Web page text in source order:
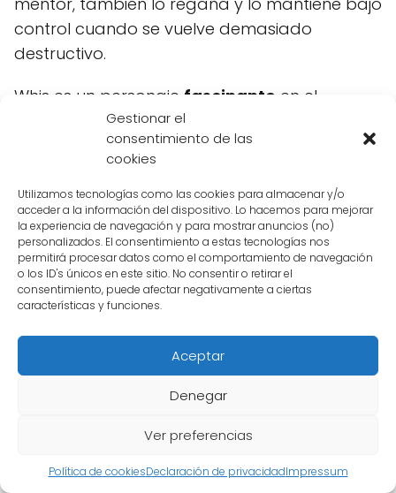
Gestionar el
consentimiento de las
cookies
Utilizamos tecnologías como las cookies para almacenar y/o
acceder a la información del dispositivo. Lo hacemos para mejorar
la experiencia de navegación y para mostrar anuncios (no)
personalizados. El consentimiento a estas tecnologías nos
permitirá procesar datos como el comportamiento de navegación
o los ID's únicos en este sitio. No consentir o retirar el
consentimiento, puede afectar negativamente a ciertas
características y funciones.
Aceptar
Denegar
Ver preferencias
Política de cookiesDeclaración de privacidadImpressum
control cuando se vuelve demasiado
destructivo.
Whis es un personaje fascinante en el
universo de Dragon Ball. Su poder,
habilidades y misterioso origen lo convierten
en uno de los personajes más interesantes de
la serie. Además, su relación con Bills y su
gusto por la comida terrestre añaden un
toque de humor a su personalidad. Sin duda,
Whis es un personaje que no debe pasarse
por alto en la historia de Dragon Ball.
Cuáles son las curiosidades
y datos interesantes sobre
Whis , el poderoso ángel de Dragon Ball, ha